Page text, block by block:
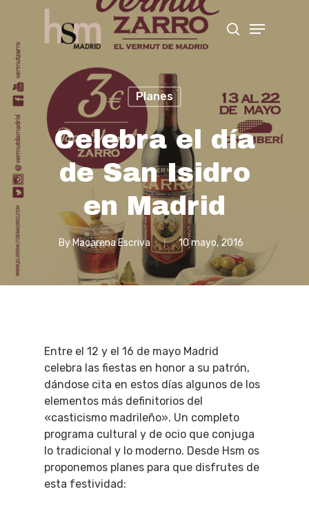
Hit enter to search or ESC to close
Planes
Celebra el día
de San Isidro
en Madrid
ByMacarena Escriva 10 mayo, 2016
Entre el 12 y el 16 de mayo Madrid
celebra las fiestas en honor a su patrón,
dándose cita en estos días algunos de los
elementos más definitorios del
«casticismo madrileño». Un completo
programa cultural y de ocio que conjuga
lo tradicional y lo moderno. Desde Hsm os
proponemos planes para que disfrutes de
esta festividad: